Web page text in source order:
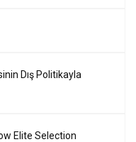
Dış Politikayla
Elite Selection